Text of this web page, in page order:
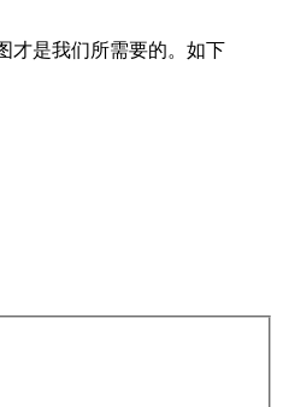
才是我们所需要的。如下